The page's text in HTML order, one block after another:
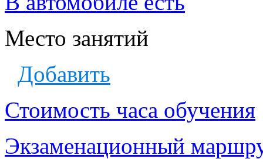
Место занятий
Добавить
Стоимость часа обучения
Экзаменационный